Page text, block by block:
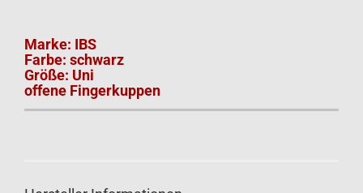
Marke: IBS
Farbe: schwarz
Größe: Uni
offene Fingerkuppen